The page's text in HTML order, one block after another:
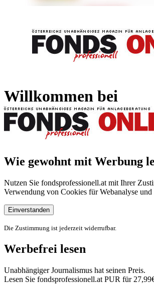
Willkommen bei
Wie gewohnt mit Werbung
Nutzen Sie fondsprofessionell.at mit Ihrer
Verwendung von Cookies für Webanalyse und
Einverstanden
Die Zustimmung ist jederzeit widerrufbar.
Werbefrei lesen
Unabhängiger Journalismus hat seinen Preis.
Lesen Sie fondsprofessionell.at PUR für